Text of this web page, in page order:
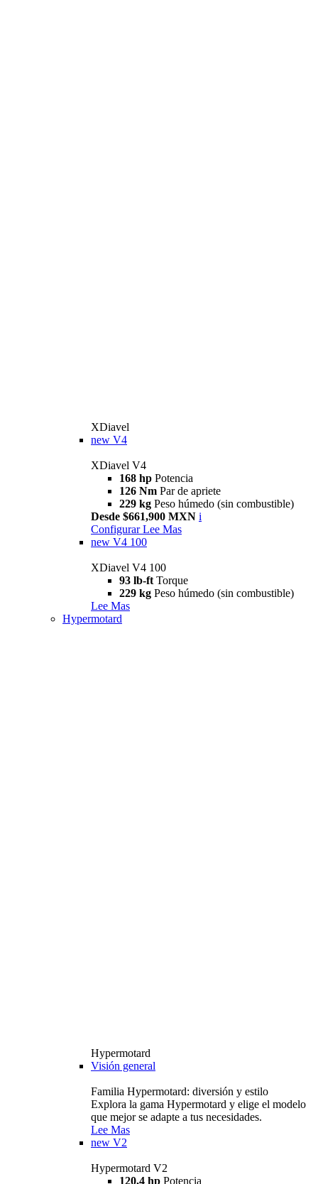
XDiavel
new V4
XDiavel V4
168 hp Potencia
126 Nm Par de apriete
229 kg Peso húmedo (sin combustible)
Desde $661,900 MXN i
Configurar Lee Mas
new V4 100
XDiavel V4 100
93 lb-ft Torque
229 kg Peso húmedo (sin combustible)
Lee Mas
Hypermotard
Hypermotard
Visión general
Familia Hypermotard: diversión y estilo
Explora la gama Hypermotard y elige el modelo
que mejor se adapte a tus necesidades.
Lee Mas
new V2
Hypermotard V2
120,4 hp Potencia